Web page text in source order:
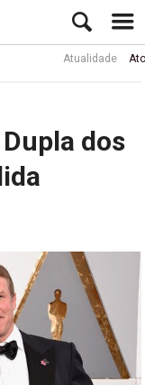
Atualidade Ator Rui
dos